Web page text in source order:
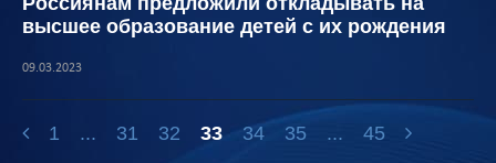
высшее образование детей с их рождения
09.03.2023
1 ... 31 32 33 34 35 ... 45